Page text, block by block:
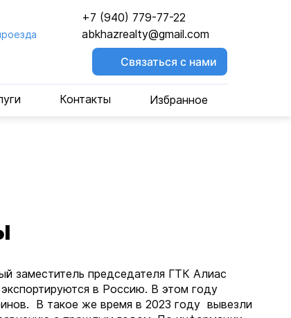
+7 (940) 779-77-22
abkhazrealty@gmail.com
Связаться с нами
Контакты Избранное
заместитель председателя ГТК Алиас
в Россию. В этом году
В такое же время в 2023 году вывезли